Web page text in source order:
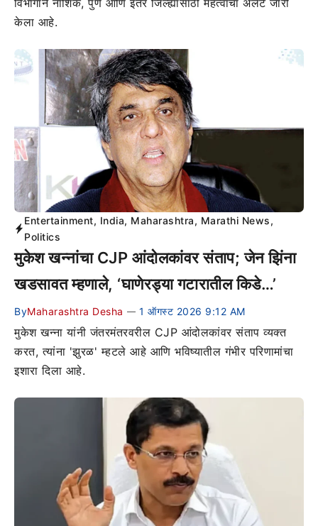
विभागाने नाशिक, पुणे आणि इतर जिल्ह्यांसाठी महत्वाचा अलर्ट जारी
केला आहे.
Entertainment, India, Maharashtra, Marathi News,
Politics
मुकेश खन्नांचा CJP आंदोलकांवर संताप; जेन झिंना
खडसावत म्हणाले, ‘घाणेरड्या गटारातील किडे…’
ByMaharashtra Desha — 1 ऑगस्ट 2026 9:12 AM
मुकेश खन्ना यांनी जंतरमंतरवरील CJP आंदोलकांवर संताप व्यक्त
करत, त्यांना 'झुरळ' म्हटले आहे आणि भविष्यातील गंभीर परिणामांचा
इशारा दिला आहे.